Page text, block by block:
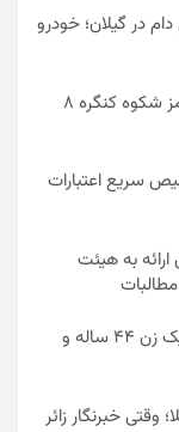
دام در گیلان؛ خودرو
هماهنگی دستگاهها و نقش رسانه؛ رمز شکوه کنگره ۸
سریع اعتبارات
ارائه به هیئت
حریق دلخراش در فومن؛ جان باختن یک زن ۴۴ ساله و
خبرنگار زائر